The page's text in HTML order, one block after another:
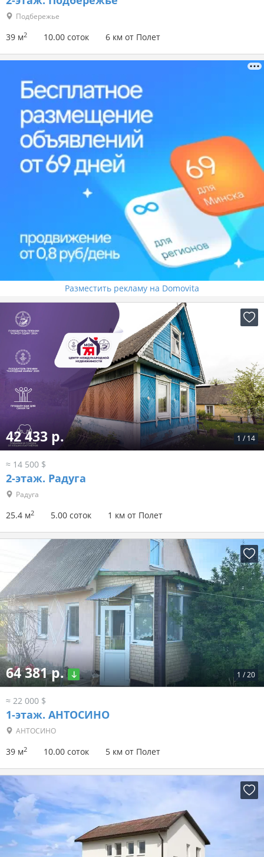
Подбережье
39 м2 10.00 соток 6 км от Полет
Разместить рекламу на Domovita
1 / 14
42 433 р.
≈ 14 500 $
2-этаж. Радуга
Радуга
25.4 м2 5.00 соток 1 км от Полет
1 /20
64 381 р.
≈ 22 000 $
1-этаж. АНТОСИНО
АНТОСИНО
39 м2 10.00 соток 5 км от Полет